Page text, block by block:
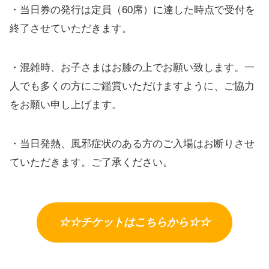
・当日券の発行は定員（60席）に達した時点で受付を
終了させていただきます。
・混雑時、お子さまはお膝の上でお願い致します。一
人でも多くの方にご鑑賞いただけますように、ご協力
をお願い申し上げます。
・当日発熱、風邪症状のある方のご入場はお断りさせ
ていただきます。ご了承ください。
☆☆チケットはこちらから☆☆